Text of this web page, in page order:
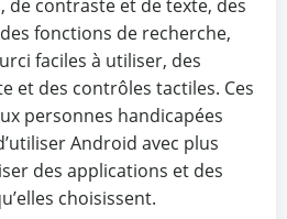
de contraste et de texte, des
fonctions de recherche,
faciles à utiliser, des
et des contrôles tactiles. Ces
personnes handicapées
Android avec plus
des applications et des
choisissent.